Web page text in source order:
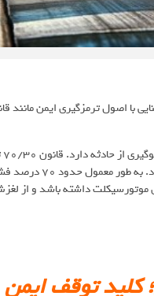
داشته باشد و از